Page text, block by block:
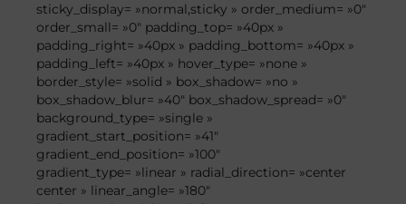
sticky_display= »normal,sticky » order_medium= »0″
order_small= »0″ padding_top= »40px »
padding_right= »40px » padding_bottom= »40px »
padding_left= »40px » hover_type= »none »
border_style= »solid » box_shadow= »no »
box_shadow_blur= »40″ box_shadow_spread= »0″
background_type= »single »
gradient_start_position= »41″
gradient_end_position= »100″
gradient_type= »linear » radial_direction= »center
center » linear_angle= »180″